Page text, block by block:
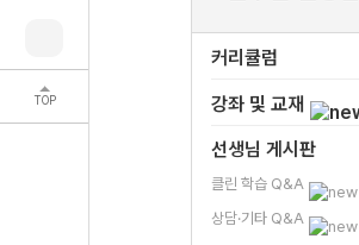
TOP
커리큘럼
강좌 및 교재
선생님 게시판
클린 학습 Q&A
상담·기타 Q&A